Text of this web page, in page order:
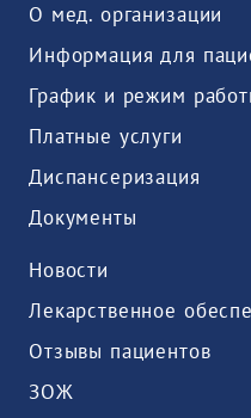
О мед. организации
Информация для
График и режим
Платные услуги
Диспансеризация
Документы
Новости
Лекарственное
Отзывы пациентов
ЗОЖ